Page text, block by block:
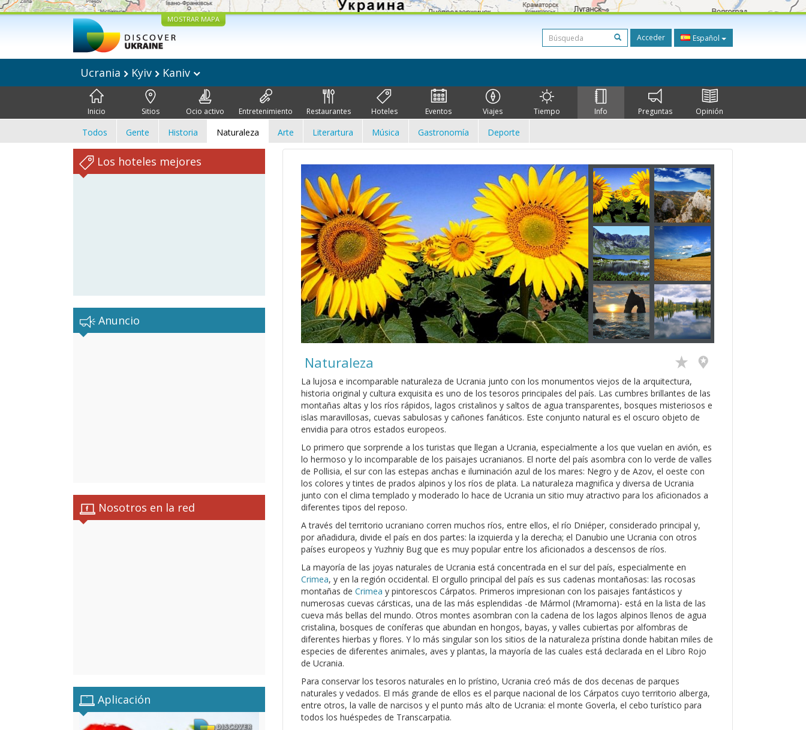
MOSTRAR MAPA
Acceder Español
Ucrania Kyiv Kaniv
Inicio Sitios Ocio activo Entretenimiento Restaurantes Hoteles Eventos Viajes Tiempo Info Preguntas Opinión
Todos Gente Historia Naturaleza Arte Literartura Música Gastronomía Deporte
Los hoteles mejores
Anuncio
Nosotros en la red
Aplicación
Naturaleza
La lujosa e incomparable naturaleza de Ucrania junto con los monumentos viejos de la arquitectura,
historia original y cultura exquisita es uno de los tesoros principales del país. Las cumbres brillantes de las
montañas altas y los ríos rápidos, lagos cristalinos y saltos de agua transparentes, bosques misteriosos e
islas maravillosas, cuevas sabulosas y cañones fanáticos. Este conjunto natural es el oscuro objeto de
envidia para otros estados europeos.
Lo primero que sorprende a los turistas que llegan a Ucrania, especialmente a los que vuelan en avión, es
lo hermoso y lo incomparable de los paisajes ucranianos. El norte del país asombra con lo verde de valles
de Pollisia, el sur con las estepas anchas e iluminación azul de los mares: Negro y de Azov, el oeste con
los colores y tintes de prados alpinos y los ríos de plata. La naturaleza magnifica y diversa de Ucrania
junto con el clima templado y moderado lo hace de Ucrania un sitio muy atractivo para los aficionados a
diferentes tipos del reposo.
A través del territorio ucraniano corren muchos ríos, entre ellos, el río Dniéper, considerado principal y,
por añadidura, divide el país en dos partes: la izquierda y la derecha; el Danubio une Ucrania con otros
países europeos y Yuzhniy Bug que es muy popular entre los aficionados a descensos de ríos.
La mayoría de las joyas naturales de Ucrania está concentrada en el sur del país, especialmente en
Crimea, y en la región occidental. El orgullo principal del país es sus cadenas montañosas: las rocosas
montañas de Crimea y pintorescos Cárpatos. Primeros impresionan con los paisajes fantásticos y
numerosas cuevas cársticas, una de las más esplendidas -de Mármol (Mramorna)- está en la lista de las
cueva más bellas del mundo. Otros montes asombran con la cadena de los lagos alpinos llenos de agua
cristalina, bosques de coníferas que abundan en hongos, bayas, y valles cubiertas por alfombras de
diferentes hierbas y flores. Y lo más singular son los sitios de la naturaleza prístina donde habitan miles de
especies de diferentes animales, aves y plantas, la mayoría de las cuales está declarada en el Libro Rojo
de Ucrania.
Para conservar los tesoros naturales en lo prístino, Ucrania creó más de dos decenas de parques
naturales y vedados. El más grande de ellos es el parque nacional de los Cárpatos cuyo territorio alberga,
entre otros, la valle de narcisos y el punto más alto de Ucrania: el monte Goverla, el cebo turístico para
todos los huéspedes de Transcarpatia.